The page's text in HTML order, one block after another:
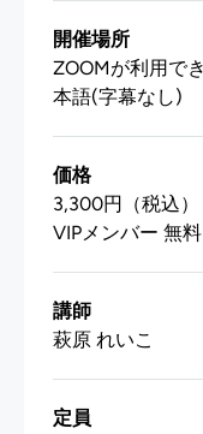
開催場所
ZOOMが利用で
本語(字幕なし)
価格
3,300円（税込）
VIPメンバー 無料
講師
萩原 れいこ
定員